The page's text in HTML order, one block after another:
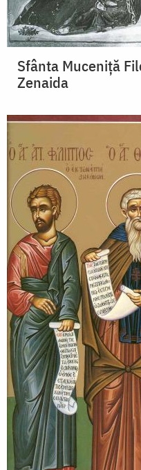
Sfânta Muceniță
Zenaida